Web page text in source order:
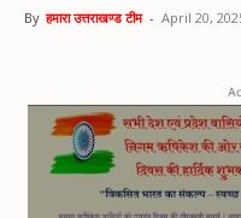
By हमारा उत्तराखण्ड टीम - April 20,